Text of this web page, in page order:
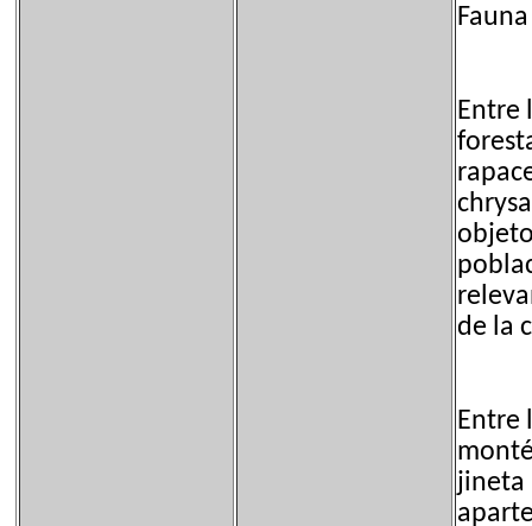
Fauna
Entre
de la
Entre
jineta